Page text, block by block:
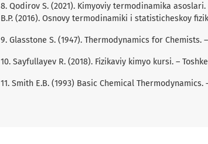
8. Qodirov S. (2021). Kimyoviy termodinamika
B.P. (2016). Osnovy termodinamiki i statisticheskoy
9. Glasstone S. (1947). Thermodynamics for Chemists.
10. Sayfullayev R. (2018). Fizikaviy kimyo kursi. –
11. Smith E.B. (1993) Basic Chemical